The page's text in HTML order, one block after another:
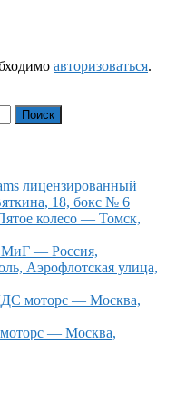
авторизоваться.
Поиск
лицензированный
18, бокс № 6
колесо — Томск,
— Россия,
Аэрофлотская улица,
моторс — Москва,
— Москва,